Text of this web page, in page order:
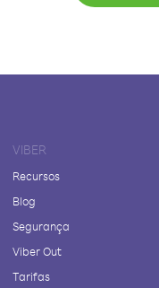
VIBER
Recursos
Blog
Segurança
Viber Out
Tarifas